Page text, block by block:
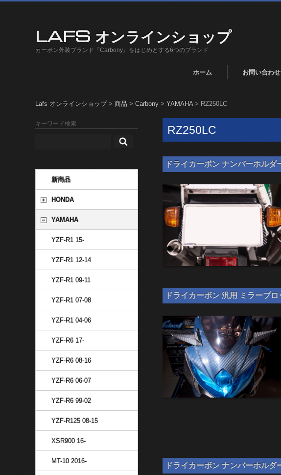
LAFS オンラインショップ
カーボン外装ブランド『Carbony』をはじめとする6つのブランド
ホーム お問い合わ
Lafs オンラインショップ> 商品 > Carbony > YAMAHA> RZ250LC
RZ250LC
ドライカーボン ナンバーホル
ドライカーボン 汎用 ミラーブ
ドライカーボン ナンバーホル
キーワード検索
新商品
HONDA
YAMAHA
YZF-R1 15-
YZF-R1 12-14
YZF-R1 09-11
YZF-R1 07-08
YZF-R1 04-06
YZF-R6 17-
YZF-R6 08-16
YZF-R6 06-07
YZF-R6 99-02
YZF-R125 08-15
XSR900 16-
MT-10 2016-